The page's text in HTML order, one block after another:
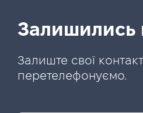
Залишились
Залиште свої
перетелефонуємо.